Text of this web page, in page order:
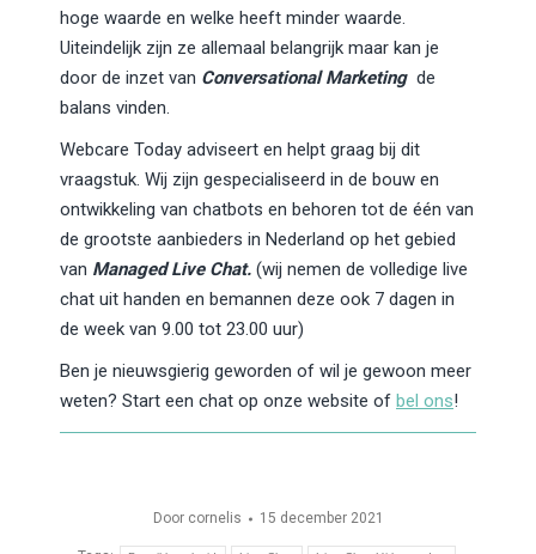
hoge waarde en welke heeft minder waarde.
Uiteindelijk zijn ze allemaal belangrijk maar kan je
door de inzet van Conversational Marketing de
balans vinden.
Webcare Today adviseert en helpt graag bij dit
vraagstuk. Wij zijn gespecialiseerd in de bouw en
ontwikkeling van chatbots en behoren tot de één van
de grootste aanbieders in Nederland op het gebied
van Managed Live Chat. (wij nemen de volledige live
chat uit handen en bemannen deze ook 7 dagen in
de week van 9.00 tot 23.00 uur)
Ben je nieuwsgierig geworden of wil je gewoon meer
weten? Start een chat op onze website of bel ons!
Door cornelis 15 december 2021